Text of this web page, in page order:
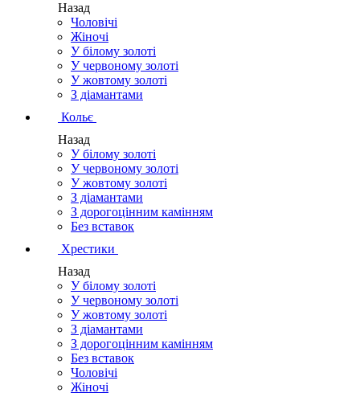
Назад
Чоловічі
Жіночі
У білому золоті
У червоному золоті
У жовтому золоті
З діамантами
Кольє
Назад
У білому золоті
У червоному золоті
У жовтому золоті
З діамантами
З дорогоцінним камінням
Без вставок
Хрестики
Назад
У білому золоті
У червоному золоті
У жовтому золоті
З діамантами
З дорогоцінним камінням
Без вставок
Чоловічі
Жіночі